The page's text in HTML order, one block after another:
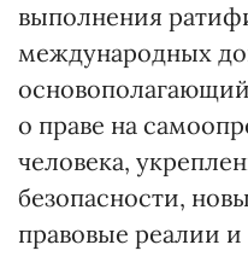
выполнения
международных
о праве на
человека,
безопасности,
правовые реалии